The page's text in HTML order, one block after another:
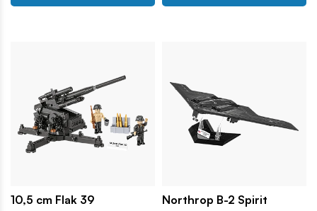
10,5 cm Flak 39 Northrop B-2 Spirit